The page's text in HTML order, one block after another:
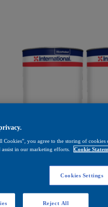
Enviroline
Cookies”, you agree to the storing of
assist in our marketing efforts.
Cookie
Cookies Settings
Reject All